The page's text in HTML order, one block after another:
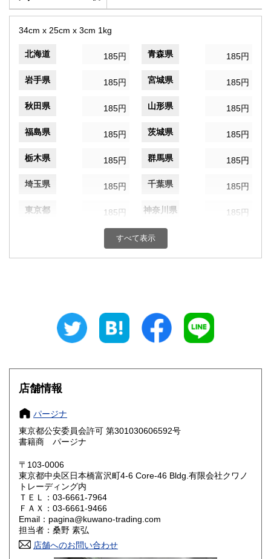
34cm x 25cm x 3cm 1kg
北海道 185円 青森県 185円
岩手県 185円 宮城県 185円
秋田県 185円 山形県 185円
福島県 185円 茨城県 185円
栃木県 185円 群馬県 185円
埼玉県 185円 千葉県 185円
東京都 185円 神奈川県 185円
185円 富山県
185円 静岡県
185円 三重県
185円 185円
大阪府
奈良県
鳥取県
岡山県 185円 185円
山口県 185円
香川県 185円 愛媛県
高知県 185円
すべて表示
店舗情報
パージナ
東京都公安委員会許可 第301030606592号
書籍商 パージナ
〒103-0006
東京都中央区日本橋富沢町4-6 Core-46 Bldg.有限会社クワノ
トレーディング内
ＴＥＬ：03-6661-7964
ＦＡＸ：03-6661-9466
Email：pagina@kuwano-trading.com
担当者：桑野 素弘
店舗へのお問い合わせ